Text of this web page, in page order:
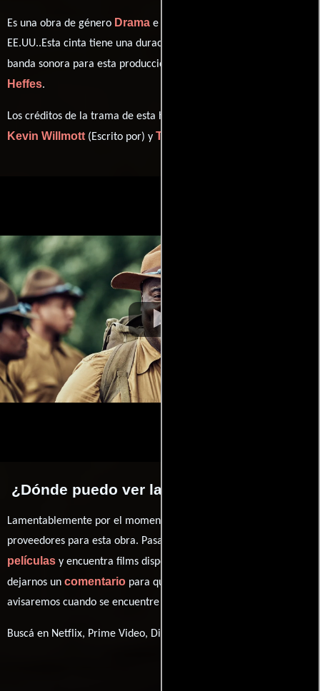
Es una obra de género Drama e
EE.UU..Esta cinta tiene una duración de 1h 53m (113 minutos). La
banda sonora para esta producción ha sido compuesta por
Heffes.
Los créditos de la trama de esta historia están divididos entre
Kevin Willmott(Escrito por) y Trai Byers
¿Dónde puedo ver la películas The 24th?
Lamentablemente por el momento no contamos con enlaces a
proveedores para esta obra. Pasa por nuestro catálogo de
películas y encuentra films disponibles. También puedes
dejarnos un comentario para que le demos prioridad y te
avisaremos cuando se encuentre disponible
Buscá en Netflix, Prime Video, Disney+